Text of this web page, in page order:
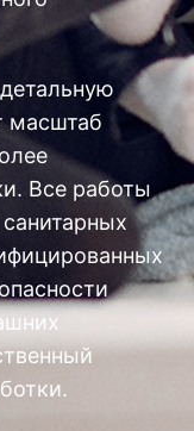
масштаб
Все работы